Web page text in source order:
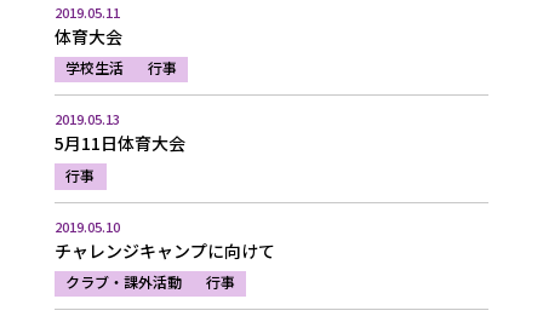
2019.05.11
体育大会
学校生活 行事
2019.05.13
5月11日体育大会
行事
2019.05.10
チャレンジキャンプに向けて
クラブ・課外活動 行事